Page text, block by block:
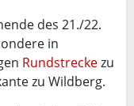
des 21./22.
in
Rundstreckezu
zu Wildberg.